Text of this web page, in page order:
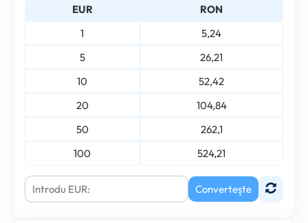
EUR
RON
1
5,24
5
26,21
10
52,42
20
104,84
50
262,1
100
524,21
Convertește